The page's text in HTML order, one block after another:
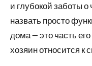
и глубокой заботы
назвать просто
дома — это часть
хозяин относится к